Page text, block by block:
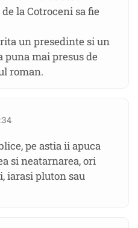
la Cotroceni sa fie
un presedinte si un
puna mai presus de
roman.
pe astia ii apuca
si neatarnarea, ori
iarasi pluton sau